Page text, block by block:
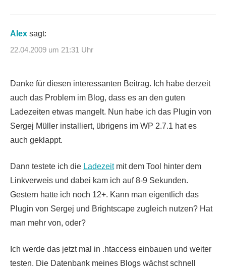
Alex sagt:
22.04.2009 um 21:31 Uhr
Danke für diesen interessanten Beitrag. Ich habe derzeit
auch das Problem im Blog, dass es an den guten
Ladezeiten etwas mangelt. Nun habe ich das Plugin von
Sergej Müller installiert, übrigens im WP 2.7.1 hat es
auch geklappt.
Dann testete ich die Ladezeitmit dem Tool hinter dem
Linkverweis und dabei kam ich auf 8-9 Sekunden.
Gestern hatte ich noch 12+. Kann man eigentlich das
Plugin von Sergej und Brightscape zugleich nutzen? Hat
man mehr von, oder?
Ich werde das jetzt mal in .htaccess einbauen und weiter
testen. Die Datenbank meines Blogs wächst schnell